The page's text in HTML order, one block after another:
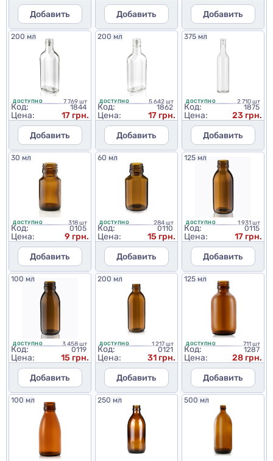
Добавить
Добавить
Добавить
200 мл
ДОСТУПНО 7 769 шт
Код: 1844
Цена:
17 грн.
Добавить
200 мл
ДОСТУПНО 5 642 шт
Код: 1862
Цена:
17 грн.
Добавить
375 мл
ДОСТУПНО 2 710 шт
Код: 1875
Цена:
23 грн.
Добавить
30 мл
ДОСТУПНО 318 шт
Код: 0105
Цена:
9 грн.
Добавить
60 мл
ДОСТУПНО 284 шт
Код: 0110
Цена:
15 грн.
Добавить
125 мл
ДОСТУПНО 1 931 шт
Код: 0115
Цена:
17 грн.
Добавить
100 мл
ДОСТУПНО 3 458 шт
Код: 0119
Цена:
15 грн.
Добавить
200 мл
ДОСТУПНО 1 217 шт
Код: 0121
Цена:
31 грн.
Добавить
125 мл
ДОСТУПНО 711 шт
Код: 1287
Цена:
28 грн.
Добавить
100 мл 250 мл 500 мл